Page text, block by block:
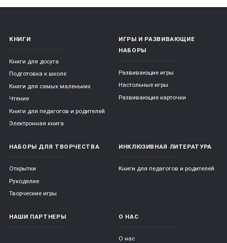
КНИГИ
Книги для досуга
Подготовка к школе
Книги для самых маленьких
Чтение
Книги для педагогов и родителей
Электронная книга
ИГРЫ И РАЗВИВАЮЩИЕ
НАБОРЫ
Развивающие игры
Настольные игры
Развивающие карточки
НАБОРЫ ДЛЯ ТВОРЧЕСТВА
Открытки
Рукоделие
Творческие игры
ИНКЛЮЗИВНАЯ ЛИТЕРАТУРА
Книги для педагогов и родителей
НАШИ ПАРТНЕРЫ О НАС
О нас